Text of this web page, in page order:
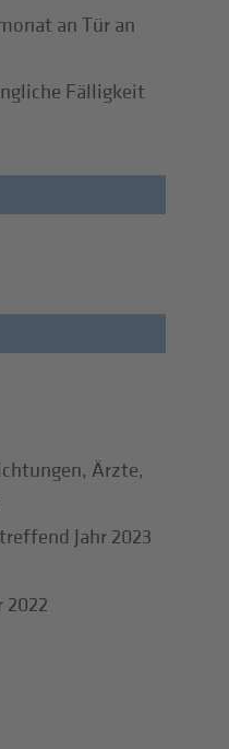
an Tür an
Fälligkeit
Ärzte,
Jahr 2023